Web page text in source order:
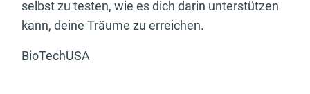
selbst zu testen, wie es dich darin unterstützen
kann, deine Träume zu erreichen.
BioTechUSA